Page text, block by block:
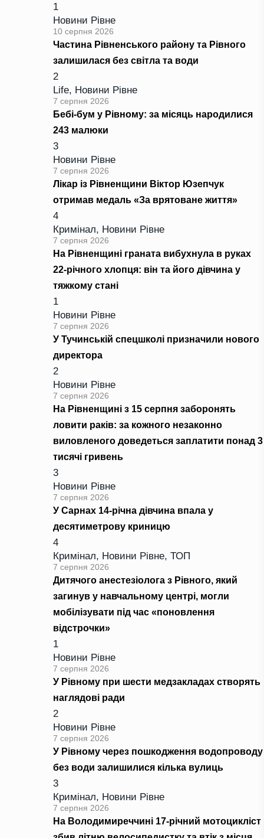
1
Новини Рівне
10 серпня 2026
Частина Рівненського району та Рівного
залишилася без світла та води
2
Life, Новини Рівне
7 серпня 2026
Бебі-бум у Рівному: за місяць народилися
243 малюки
3
Новини Рівне
7 серпня 2026
Лікар із Рівненщини Віктор Юзепчук
отримав медаль «За врятоване життя»
4
Кримінал, Новини Рівне
7 серпня 2026
На Рівненщині граната вибухнула в руках
22-річного хлопця: він та його дівчина у
тяжкому стані
1
Новини Рівне
7 серпня 2026
У Тучинській спецшколі призначили нового
директора
2
Новини Рівне
7 серпня 2026
На Рівненщині з 15 серпня заборонять
ловити раків: за кожного незаконно
виловленого доведеться заплатити понад 3
тисячі гривень
3
Новини Рівне
7 серпня 2026
У Сарнах 14-річна дівчина впала у
десятиметрову криницю
4
Кримінал, Новини Рівне, ТОП
7 серпня 2026
Дитячого анестезіолога з Рівного, який
загинув у навчальному центрі, могли
мобілізувати під час «поновлення
відстрочки»
1
Новини Рівне
7 серпня 2026
У Рівному при шести медзакладах створять
наглядові ради
2
Новини Рівне
7 серпня 2026
У Рівному через пошкодження водопроводу
без води залишилися кілька вулиць
3
Кримінал, Новини Рівне
7 серпня 2026
На Володимиреччині 17-річний мотоцикліст